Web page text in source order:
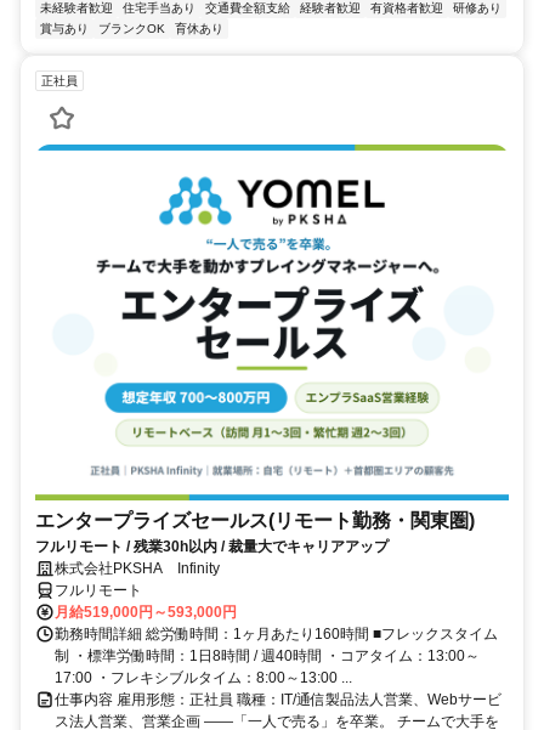
未経験者歓迎
住宅手当あり 交通費全額支給 経験者歓迎 有資格者歓迎
研修あり
賞与あり
ブランクOK 育休あり
正社員
エンタープライズセールス(リモート勤務・関東圏)
フルリモート / 残業30h以内 / 裁量大でキャリアアップ
株式会社PKSHA Infinity
フルリモート
月給519,000円～593,000円
勤務時間詳細 総労働時間：1ヶ月あたり160時間 ■フレックスタイム
制 ・標準労働時間：1日8時間 / 週40時間 ・コアタイム：13:00～
17:00 ・フレキシブルタイム：8:00～13:00 ...
仕事内容 雇用形態：正社員 職種：IT/通信製品法人営業、Webサービ
ス法人営業、営業企画 ――「一人で売る」を卒業。 チームで大手を